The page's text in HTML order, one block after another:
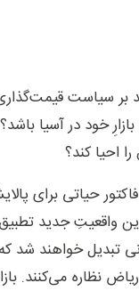
بر سیاست
خود در آسیا باشد؟
احیا کند؟
حیاتی برای
واقعیتِ جدید
تبدیل خواهند شد
نظاره می‌کنند.